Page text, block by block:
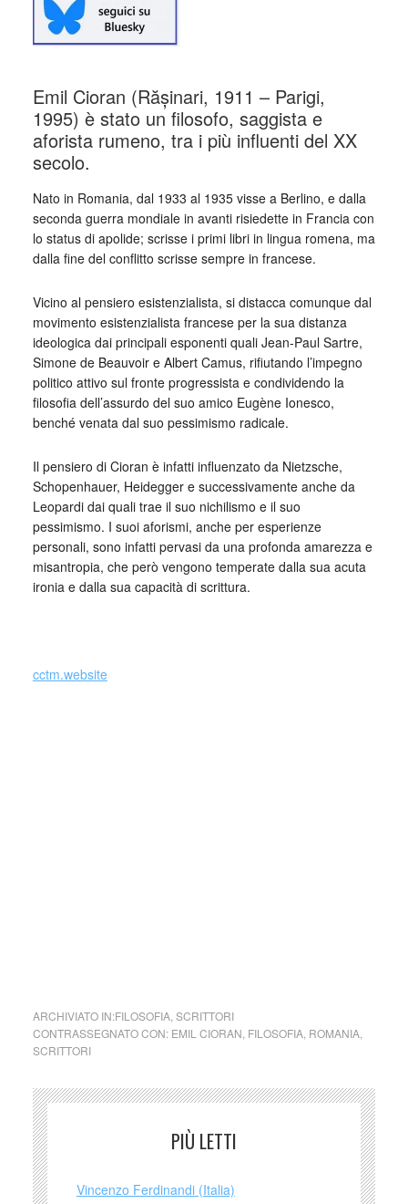
Emil Cioran (Rășinari, 1911 – Parigi,
1995) è stato un filosofo, saggista e
aforista rumeno, tra i più influenti del XX
secolo.
Nato in Romania, dal 1933 al 1935 visse a Berlino, e dalla
seconda guerra mondiale in avanti risiedette in Francia con
lo status di apolide; scrisse i primi libri in lingua romena, ma
dalla fine del conflitto scrisse sempre in francese.
Vicino al pensiero esistenzialista, si distacca comunque dal
movimento esistenzialista francese per la sua distanza
ideologica dai principali esponenti quali Jean-Paul Sartre,
Simone de Beauvoir e Albert Camus, rifiutando l’impegno
politico attivo sul fronte progressista e condividendo la
filosofia dell’assurdo del suo amico Eugène Ionesco,
benché venata dal suo pessimismo radicale.
Il pensiero di Cioran è infatti influenzato da Nietzsche,
Schopenhauer, Heidegger e successivamente anche da
Leopardi dai quali trae il suo nichilismo e il suo
pessimismo. I suoi aforismi, anche per esperienze
personali, sono infatti pervasi da una profonda amarezza e
misantropia, che però vengono temperate dalla sua acuta
ironia e dalla sua capacità di scrittura.
cctm.website
ARCHIVIATO IN:FILOSOFIA, SCRITTORI
CONTRASSEGNATO CON: EMIL CIORAN FILOSOFIA, ROMANIA,
SCRITTORI
PIÙ LETTI
Vincenzo Ferdinandi (Italia)